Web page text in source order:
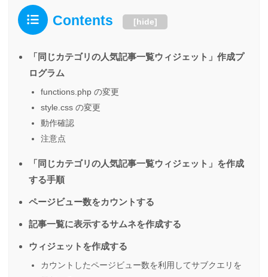
Contents [hide]
「同じカテゴリの人気記事一覧ウィジェット」作成プ
ログラム
functions.php の変更
style.css の変更
動作確認
注意点
「同じカテゴリの人気記事一覧ウィジェット」を作成
する手順
ページビュー数をカウントする
記事一覧に表示するサムネを作成する
ウィジェットを作成する
カウントしたページビュー数を利用してサブクエリを